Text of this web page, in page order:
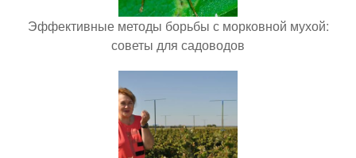
Эффективные методы борьбы с морковной мухой:
советы для садоводов